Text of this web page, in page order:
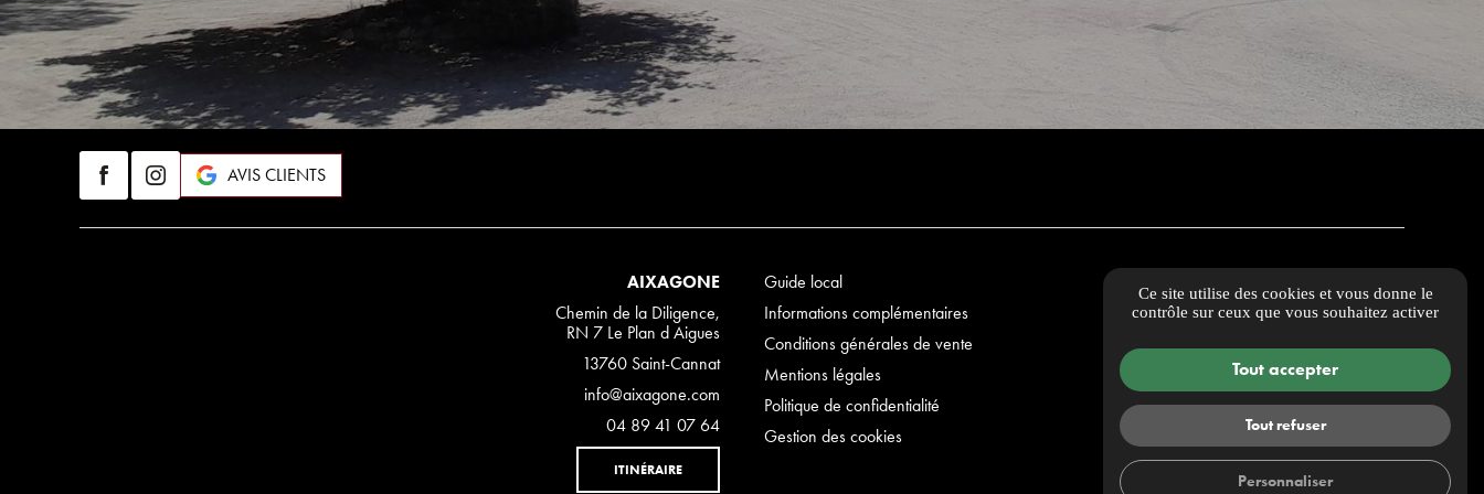
AVIS CLIENTS
AIXAGONE
Chemin de la Diligence,
RN 7 Le Plan d Aigues
13760 Saint-Cannat
info@aixagone.com
04 89 41 07 64
ITINÉRAIRE
Guide local
Informations complémentaires
Conditions générales de vente
Mentions légales
Politique de confidentialité
Gestion des cookies
Ce site utilise des cookies et vous donne le
contrôle sur ceux que vous souhaitez activer
Tout accepter
Tout refuser
Personnaliser